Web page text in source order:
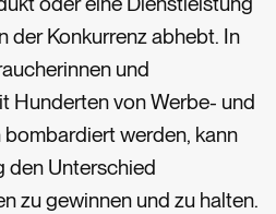
der Konkurrenz abhebt. In
und
Hunderten von Werbe- und
werden, kann
den Unterschied
zu gewinnen und zu halten.